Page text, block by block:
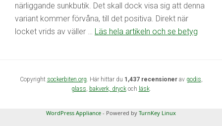
närliggande sunkbutik. Det skall dock visa sig att denna
variant kommer förvåna, till det positiva. Direkt när
locket vrids av väller … Läs hela artikeln och se betyg
Copyright sockerbiten.org . Här hittar du 1,437 recensionerav godis
glass bakverk, dryckoch läsk.
WordPress Appliance - Powered by TurnKey Linux